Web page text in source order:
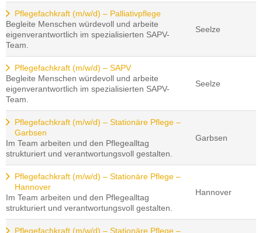
Pflegefachkraft (m/w/d) – Palliativpflege
Begleite Menschen würdevoll und arbeite
eigenverantwortlich im spezialisierten SAPV-
Team.
Seelze
Pflegefachkraft (m/w/d) – SAPV
Begleite Menschen würdevoll und arbeite
eigenverantwortlich im spezialisierten SAPV-
Team.
Seelze
Pflegefachkraft (m/w/d) – Stationäre Pflege –
Garbsen
Im Team arbeiten und den Pflegealltag
strukturiert und verantwortungsvoll gestalten.
Garbsen
Pflegefachkraft (m/w/d) – Stationäre Pflege –
Hannover
Im Team arbeiten und den Pflegealltag
strukturiert und verantwortungsvoll gestalten.
Hannover
Pflegefachkraft (m/w/d) – Stationäre Pflege –